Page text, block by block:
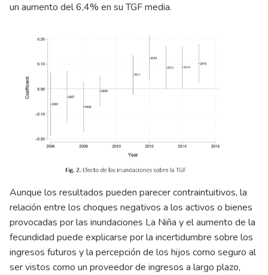
un aumento del 6,4% en su TGF media.
Aunque los resultados pueden parecer contraintuitivos, la
relación entre los choques negativos a los activos o bienes
provocadas por las inundaciones La Niña y el aumento de la
fecundidad puede explicarse por la incertidumbre sobre los
ingresos futuros y la percepción de los hijos como seguro al
ser vistos como un proveedor de ingresos a largo plazo,